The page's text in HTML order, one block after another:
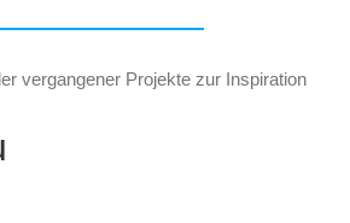
vergangener Projekte zur Inspiration